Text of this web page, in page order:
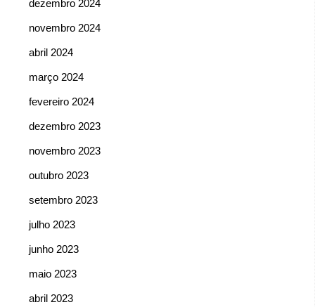
dezembro 2024
novembro 2024
abril 2024
março 2024
fevereiro 2024
dezembro 2023
novembro 2023
outubro 2023
setembro 2023
julho 2023
junho 2023
maio 2023
abril 2023